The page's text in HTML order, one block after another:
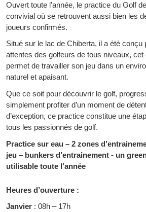
Ouvert toute l’année, le practice du Golf
convivial où se retrouvent aussi bien les
joueurs confirmés.
Situé sur le lac de Chiberta, il a été conçu
attentes des golfeurs de tous niveaux, cet
permet de travailler son jeu dans un
naturel et apaisant.
Que ce soit pour découvrir le golf,
simplement profiter d’un moment de
d’exception, ce practice constitue une
tous les passionnés de golf.
Practice sur eau – 2 zones
jeu – bunkers d’entrainement - un
utilisable toute l’année
Heures d’ouverture :
Janvier : 08h – 17h